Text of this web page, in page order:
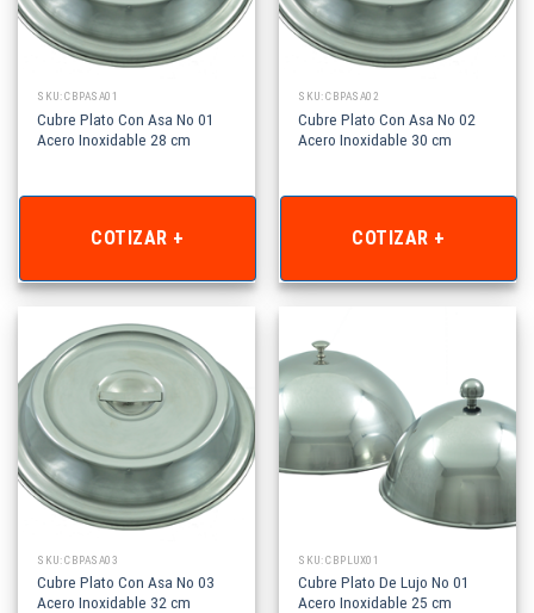
SKU: CBPASA01
Cubre Plato Con Asa No 01
Acero Inoxidable 28 cm
COTIZAR +
SKU: CBPASA02
Cubre Plato Con Asa No 02
Acero Inoxidable 30 cm
COTIZAR +
SKU: CBPASA03
Cubre Plato Con Asa No 03
Acero Inoxidable 32 cm
SKU: CBPLUX01
Cubre Plato De Lujo No 01
Acero Inoxidable 25 cm